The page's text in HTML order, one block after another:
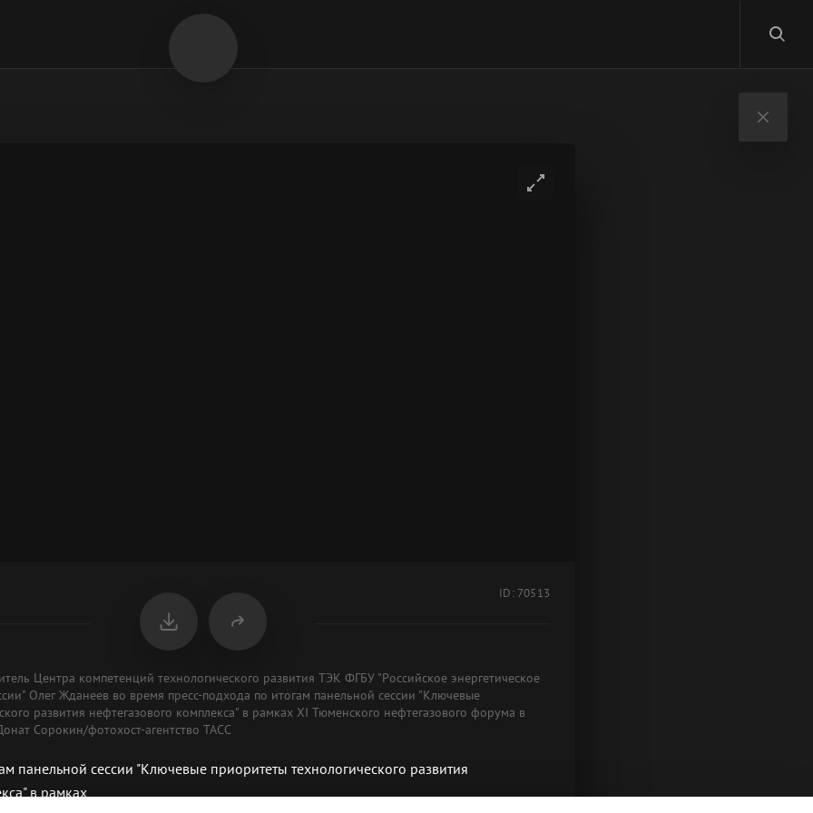
ID: 70513
Центра компетенций технологического развития ТЭК ФГБУ "Российское энергетическое
Олег Жданеев во время пресс-подхода по итогам панельной сессии "Ключевые
развития нефтегазового комплекса" в рамках XI Тюменского нефтегазового форума в
Сорокин/фотохост-агентство ТАСС
панельной сессии "Ключевые приоритеты технологического развития
в рамках